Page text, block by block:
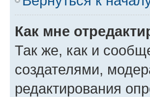
Как мне
Так же, как и
создателями,
редактирования